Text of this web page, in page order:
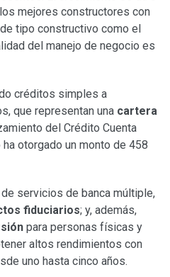
mejores constructores con
tipo constructivo como el
del manejo de negocio es
créditos simples a
que representan una cartera
del Crédito Cuenta
otorgado un monto de 458
servicios de banca múltiple,
fiduciarios; y, además,
para personas físicas y
altos rendimientos con
uno hasta cinco años.